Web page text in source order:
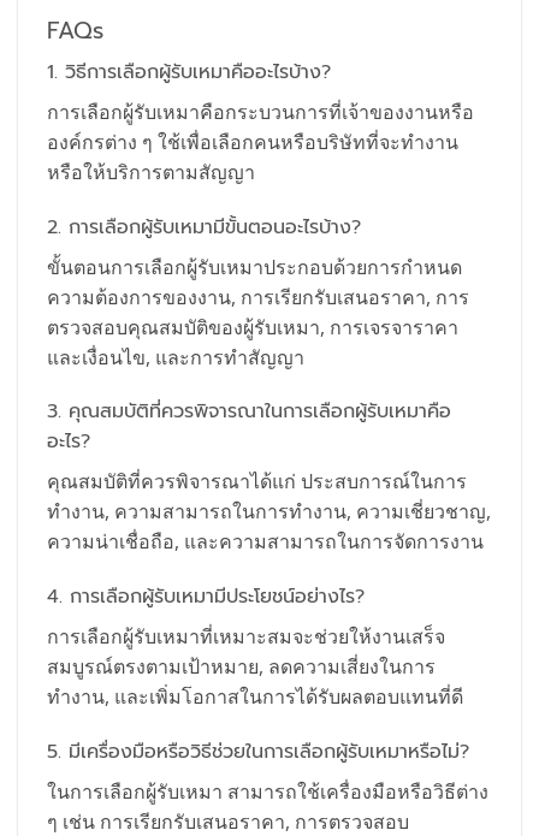
FAQs
1. วิธีการเลือกผู้รับเหมาคืออะไรบ้าง?
การเลือกผู้รับเหมาคือกระบวนการที่เจ้าของงานหรือ
องค์กรต่าง ๆ ใช้เพื่อเลือกคนหรือบริษัทที่จะทำงาน
หรือให้บริการตามสัญญา
2. การเลือกผู้รับเหมามีขั้นตอนอะไรบ้าง?
ขั้นตอนการเลือกผู้รับเหมาประกอบด้วยการกำหนด
ความต้องการของงาน, การเรียกรับเสนอราคา, การ
ตรวจสอบคุณสมบัติของผู้รับเหมา, การเจรจาราคา
และเงื่อนไข, และการทำสัญญา
3. คุณสมบัติที่ควรพิจารณาในการเลือกผู้รับเหมาคือ
อะไร?
คุณสมบัติที่ควรพิจารณาได้แก่ ประสบการณ์ในการ
ทำงาน, ความสามารถในการทำงาน, ความเชี่ยวชาญ,
ความน่าเชื่อถือ, และความสามารถในการจัดการงาน
4. การเลือกผู้รับเหมามีประโยชน์อย่างไร?
การเลือกผู้รับเหมาที่เหมาะสมจะช่วยให้งานเสร็จ
สมบูรณ์ตรงตามเป้าหมาย, ลดความเสี่ยงในการ
ทำงาน, และเพิ่มโอกาสในการได้รับผลตอบแทนที่ดี
5. มีเครื่องมือหรือวิธีช่วยในการเลือกผู้รับเหมาหรือไม่?
ในการเลือกผู้รับเหมา สามารถใช้เครื่องมือหรือวิธีต่าง
ๆ เช่น การเรียกรับเสนอราคา, การตรวจสอบ